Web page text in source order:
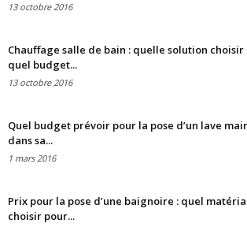
13 octobre 2016
Chauffage salle de bain : quelle solution choisir
quel budget...
13 octobre 2016
Quel budget prévoir pour la pose d’un lave
dans sa...
1 mars 2016
Prix pour la pose d’une baignoire : quel
choisir pour...